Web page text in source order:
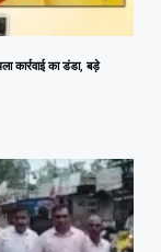
कार्रवाई का डंडा, बड़े